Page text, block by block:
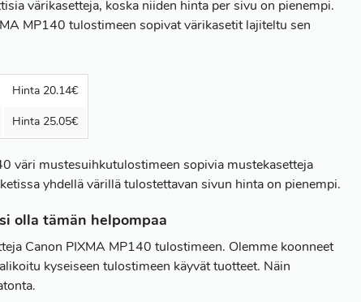
värikasetteja, koska niiden hinta per sivu on pienempi.
MP140 tulostimeen sopivat värikasetit lajiteltu sen
Hinta 20.14€
Hinta 25.05€
väri mustesuihkutulostimeen sopivia mustekasetteja
yhdellä värillä tulostettavan sivun hinta on pienempi.
olla tämän helpompaa
Canon PIXMA MP140 tulostimeen. Olemme koonneet
kyseiseen tulostimeen käyvät tuotteet. Näin